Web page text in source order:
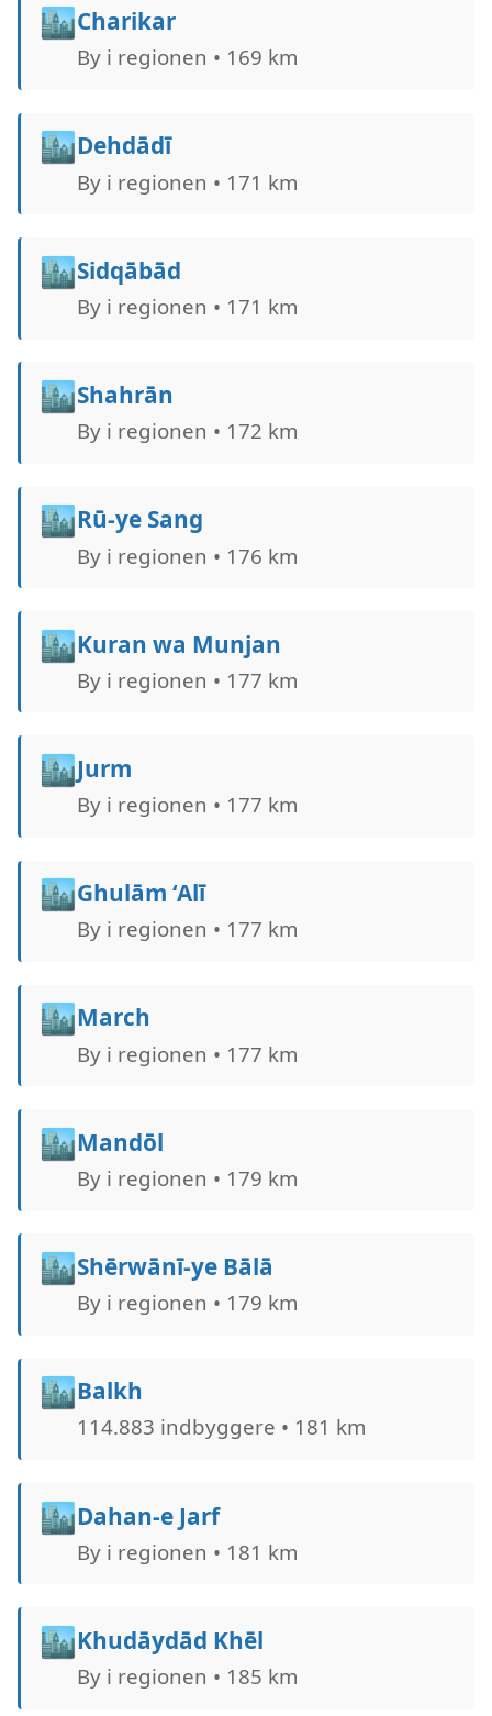
🏙️Charikar
By i regionen • 169 km
🏙️Dehdādī
By i regionen • 171 km
🏙️Sidqābād
By i regionen • 171 km
🏙️Shahrān
By i regionen • 172 km
🏙️Rū-ye Sang
By i regionen • 176 km
🏙️Kuran wa Munjan
By i regionen • 177 km
🏙️Jurm
By i regionen • 177 km
🏙️Ghulām ‘Alī
By i regionen • 177 km
🏙️March
By i regionen • 177 km
🏙️Mandōl
By i regionen • 179 km
🏙️Shērwānī-ye Bālā
By i regionen • 179 km
🏙️Balkh
114.883 indbyggere • 181 km
🏙️Dahan-e Jarf
By i regionen • 181 km
🏙️Khudāydād Khēl
By i regionen • 185 km